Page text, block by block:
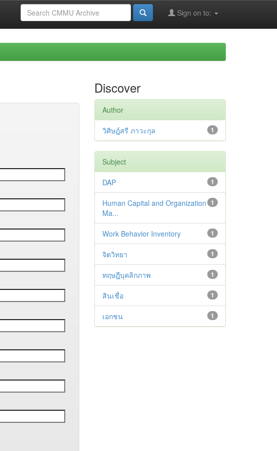
Sign on to:
Discover
Author
1
วิศิษฎ์สรี ภาวะกุล
Subject
1
DAP
1
Human Capital and Organization
Ma...
1
Work Behavior Inventory
1
จิตวิทยา
1
ทฤษฎีบุคลิกภาพ
1
สินเชื่อ
1
เอกชน